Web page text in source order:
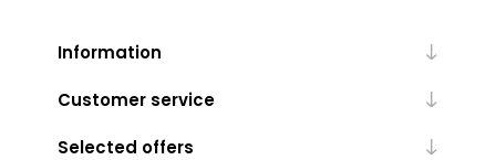
Information
Customer service
Selected offers